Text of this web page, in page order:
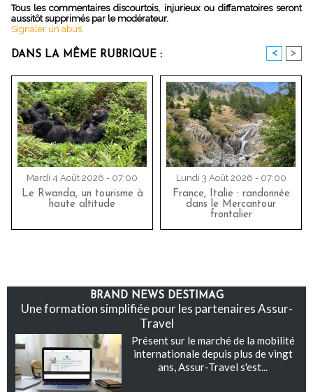
Tous les commentaires discourtois, injurieux ou diffamatoires seront
aussitôt supprimés par le modérateur.
Signaler un abus
DANS LA MÊME RUBRIQUE : < >
Mardi 4 Août 2026 - 07:00
Le Rwanda, un tourisme à
haute altitude
Lundi 3 Août 2026 - 07:00
France, Italie : randonnée
dans le Mercantour
frontalier
BRAND NEWS DESTIMAG
Une formation simplifiée pour les partenaires Assur-
Travel
Présent sur le marché de la mobilité
internationale depuis plus de vingt
ans, Assur-Travel s'est...